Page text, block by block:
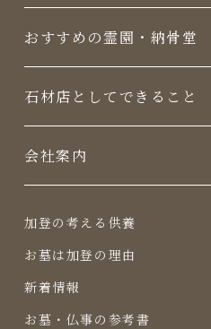
おすすめの霊園・納骨堂
⽯材店としてできること
会社案内
加登の考える供養
お墓は加登の理由
新着情報
お墓・仏事の参考書